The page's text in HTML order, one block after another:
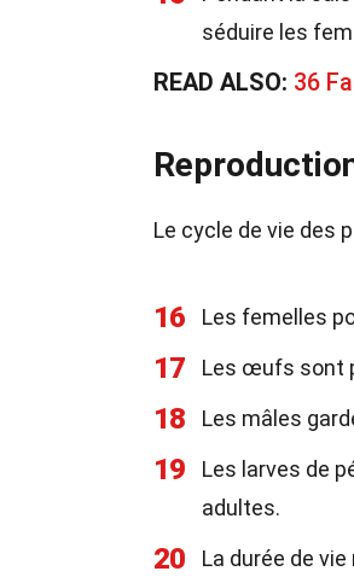
séduire les
READ ALSO: 36
Le cycle de vie des
16 Les femelles
17 Les œufs sont
18 Les mâles
19
Les larves de
adultes.
20 La durée de